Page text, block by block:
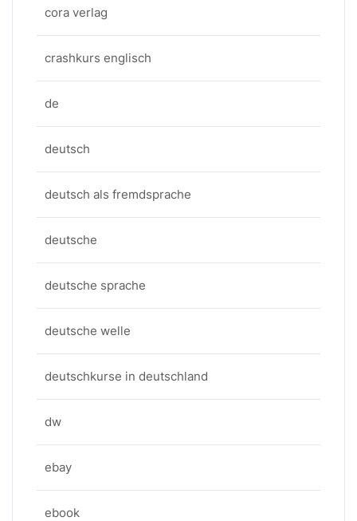
cora verlag
crashkurs englisch
de
deutsch
deutsch als fremdsprache
deutsche
deutsche sprache
deutsche welle
deutschkurse in deutschland
dw
ebay
ebook